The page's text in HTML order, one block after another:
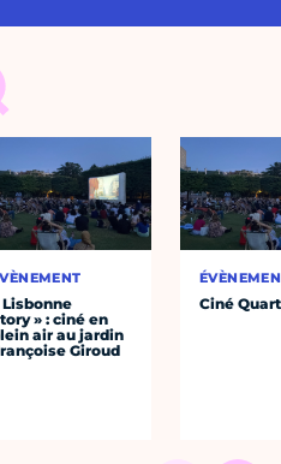
Lisbonne
» : ciné en
air au jardin
Giroud
Ciné